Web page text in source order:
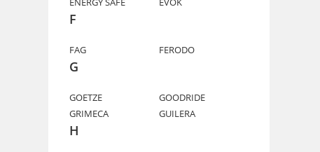
F
FAG FERODO
G
GOETZE
GOODRIDE
GRIMECA
GUILERA
H